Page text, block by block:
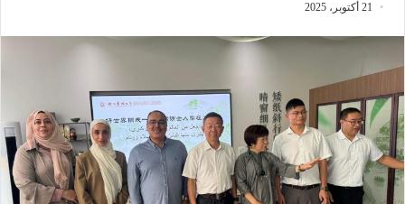
21 أكتوبر، 2025